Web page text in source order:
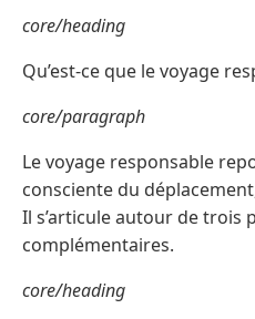
core/heading
Qu’est-ce que le voyage
core/paragraph
Le voyage responsable
consciente du
Il s’articule autour de trois
complémentaires.
core/heading